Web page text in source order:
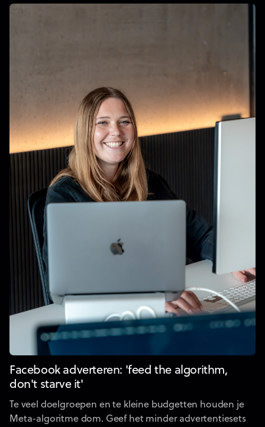
Facebook adverteren: 'feed the algorithm,
don't starve it'
Te veel doelgroepen en te kleine budgetten houden je
Meta-algoritme dom. Geef het minder advertentiesets